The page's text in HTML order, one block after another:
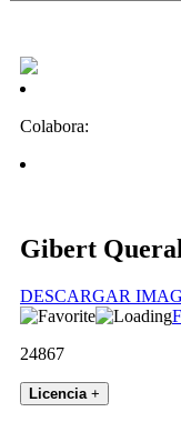
Colabora:
Gibert
DESCARGAR
24867
Licencia +